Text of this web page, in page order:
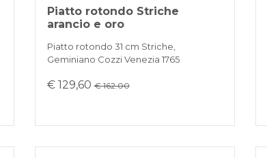
Piatto rotondo Striche
arancio e oro
Piatto rotondo 31 cm Striche,
Geminiano Cozzi Venezia 1765
€ 129,60€ 162.00